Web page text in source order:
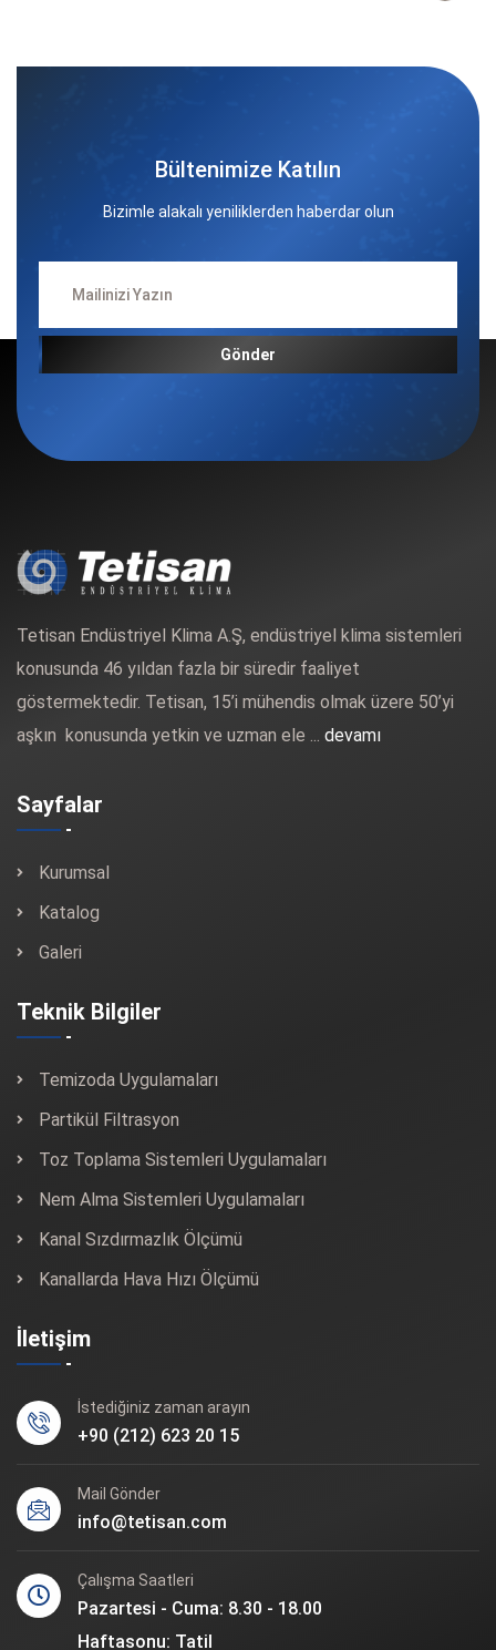
Bültenimize Katılın
Bizimle alakalı yeniliklerden haberdar olun
Gönder
Tetisan Endüstriyel Klima A.Ş, endüstriyel klima sistemleri
konusunda 46 yıldan fazla bir süredir faaliyet
göstermektedir. Tetisan, 15’i mühendis olmak üzere 50’yi
aşkın konusunda yetkin ve uzman ele ... devamı
Sayfalar
Kurumsal
Katalog
Galeri
Teknik Bilgiler
Temizoda Uygulamaları
Partikül Filtrasyon
Toz Toplama Sistemleri Uygulamaları
Nem Alma Sistemleri Uygulamaları
Kanal Sızdırmazlık Ölçümü
Kanallarda Hava Hızı Ölçümü
İletişim
İstediğiniz zaman arayın
+90 (212) 623 20 15
Mail Gönder
info@tetisan.com
Çalışma Saatleri
Pazartesi - Cuma: 8.30 - 18.00
Haftasonu: Tatil